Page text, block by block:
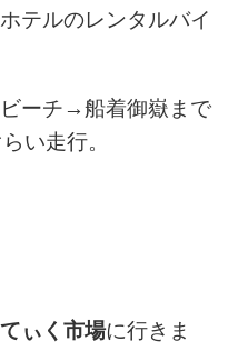
テルのレンタルバイ
ーチ→船着御嶽まで
い走行。
ぃく市場に行きま